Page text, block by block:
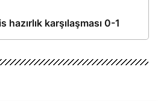
karşılaşması 0-1